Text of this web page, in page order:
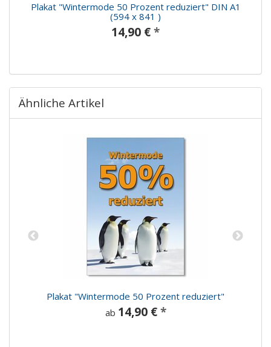
Plakat "Wintermode 50 Prozent reduziert" DIN A1
(594 x 841 )
14,90 €*
Ähnliche Artikel
Plakat "Wintermode 50 Prozent reduziert"
ab 14,90 € *